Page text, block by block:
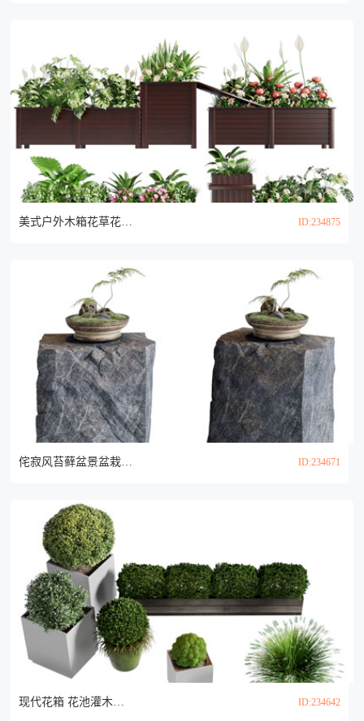
美式户外木箱花草花卉盆景盆栽植物3d模型 ID:234875
侘寂风苔藓盆景盆栽植物3d模型 ID:234671
现代花箱 花池灌木盆景盆栽植物3d模型 ID:234642